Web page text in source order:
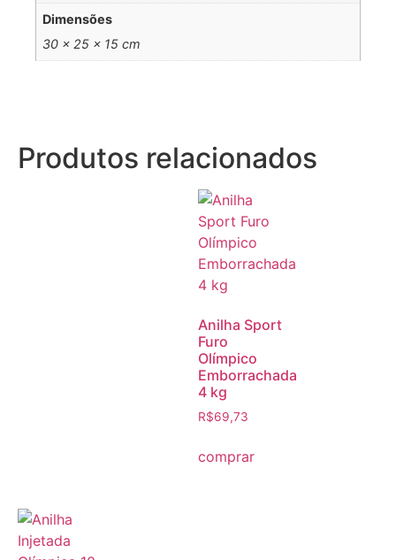
Produtos relacionados
Anilha Sport
Furo
Olímpico
Emborrachada
4 kg
R$69,73
comprar
Dimensões
30 × 25 × 15 cm